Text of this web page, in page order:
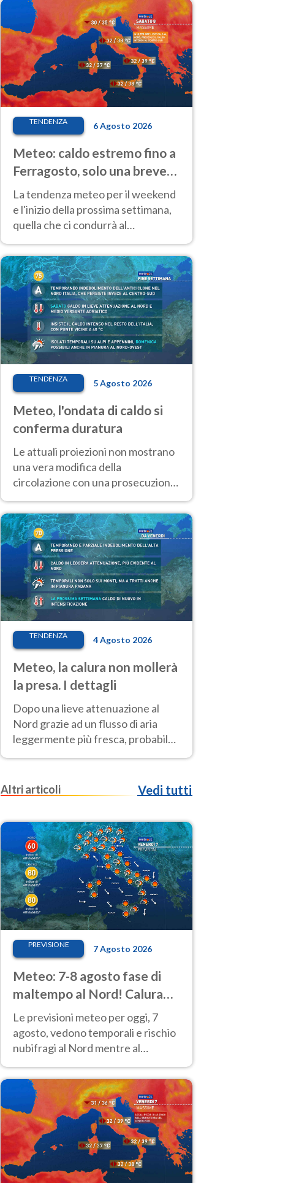
TENDENZA 6 Agosto 2026
Meteo: caldo estremo fino a
Ferragosto, solo una breve
pausa. Ecco dove
La tendenza meteo per il weekend
e l'inizio della prossima settimana,
quella che ci condurrà al
temperature molto elevate
TENDENZA 5 Agosto 2026
Meteo, l'ondata di caldo si
conferma duratura
Le attuali proiezioni non mostrano
una vera modifica della
circolazione con una prosecuzione
giorni, compresa la settimana di
Ferragosto
TENDENZA 4 Agosto 2026
Meteo, la calura non mollerà
la presa. I dettagli
Dopo una lieve attenuazione al
Nord grazie ad un flusso di aria
leggermente più fresca, probabile
nuovo rinforzo dell’anticiclone
Altri articoli
Vedi tutti
PREVISIONE 7 Agosto 2026
Meteo: 7-8 agosto fase di
maltempo al Nord! Calura
fino a Ferragosto
Le previsioni meteo per oggi, 7
agosto, vedono temporali e rischio
nubifragi al Nord mentre al
molto intenso.